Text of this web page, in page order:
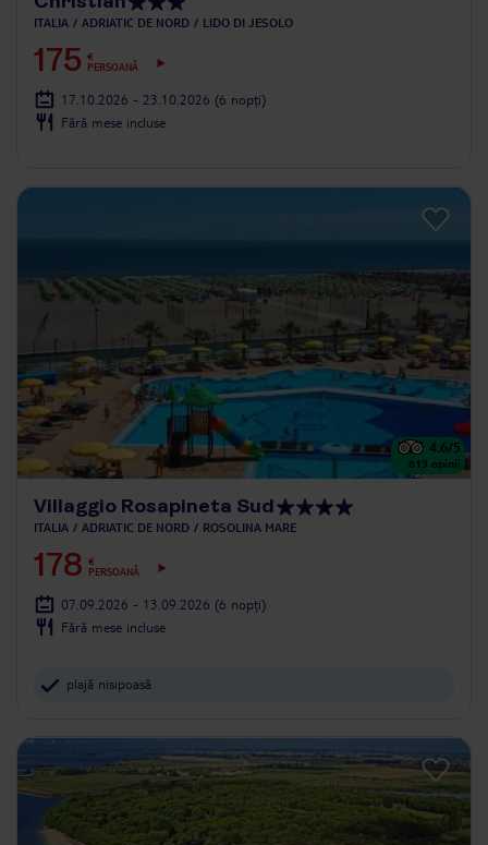
ITALIA ADRIATIC DE NORD LIDO DI JESOLO
175 €
PERSOANĂ
17.10.2026 - 23.10.2026 (6 nopți)
Fără mese incluse
4.6/5
613 opinii
Villaggio Rosapineta Sud
ITALIA ADRIATIC DE NORD ROSOLINA MARE
178 €
PERSOANĂ
07.09.2026 - 13.09.2026 (6 nopți)
Fără mese incluse
plajă nisipoasă